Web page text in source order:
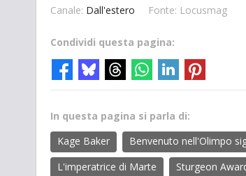
Canale: Dall'estero Fonte: Locusmag
Condividi questa pagina:
In questa pagina si parla di:
Kage Baker
Benvenuto nell'Olimpo
L'imperatrice di Marte
Sturgeon